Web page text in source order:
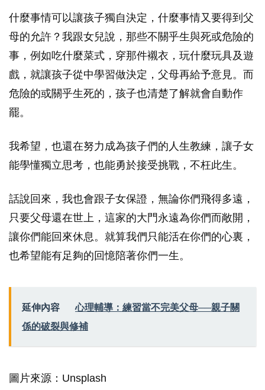
什麼事情可以讓孩子獨自決定，什麼事情又要得到父
母的允許？我跟女兒說，那些不關乎生與死或危險的
事，例如吃什麼菜式，穿那件襯衣，玩什麼玩具及遊
戲，就讓孩子從中學習做決定，父母再給予意見。而
危險的或關乎生死的，孩子也清楚了解就會自動作
罷。
我希望，也還在努力成為孩子們的人生教練，讓子女
能學懂獨立思考，也能勇於接受挑戰，不枉此生。
話說回來，我也會跟子女保證，無論你們飛得多遠，
只要父母還在世上，這家的大門永遠為你們而敞開，
讓你們能回來休息。就算我們只能活在你們的心裏，
也希望能有足夠的回憶陪著你們一生。
延伸內容
心理輔導：練習當不完美父母──親子關
係的破裂與修補
圖片來源：Unsplash